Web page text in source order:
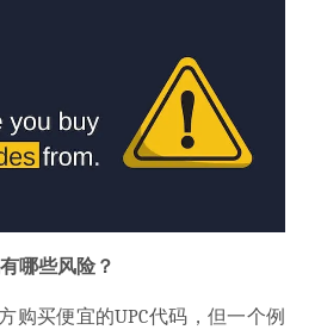
哪些风险？
购买便宜的UPC代码，但一个例